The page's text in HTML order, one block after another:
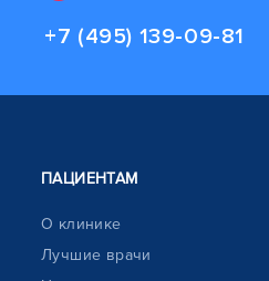
+7 (495) 139-09-81
ПАЦИЕНТАМ
О клинике
Лучшие врачи